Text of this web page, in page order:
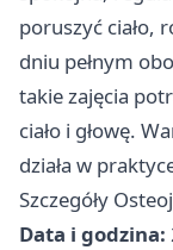
poruszyć ciało,
dniu pełnym
takie zajęcia
ciało i głowę.
działa w
Szczegóły
Data i godzina: